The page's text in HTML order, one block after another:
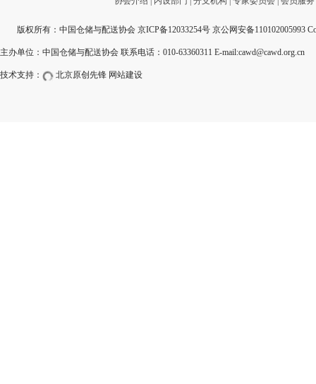
版权所有：中国仓储与配送协会 京ICP备12033254号 京公网安备110102005993
主办单位：中国仓储与配送协会 联系电话：010-63360311 E-mail:cawd@cawd.org.cn
技术支持： 北京原创先锋 网站建设